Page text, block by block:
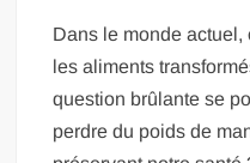
Dans le monde
les aliments
question brûlante se
perdre du poids de